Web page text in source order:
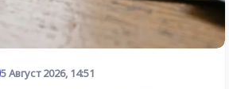
5 Август 2026, 14:51